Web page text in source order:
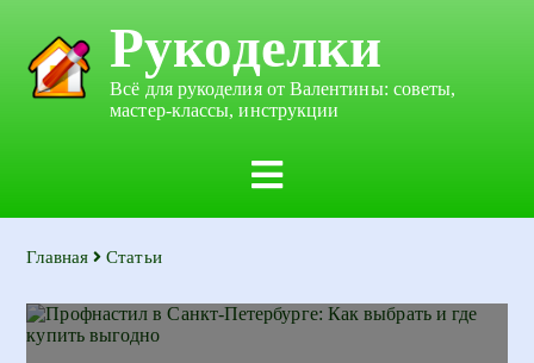
Рукоделки
Всё для рукоделия от Валентины: советы,
мастер-классы, инструкции
Главная Статьи